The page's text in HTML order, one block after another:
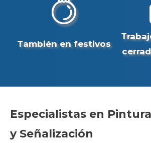
También en festivos
Especialistas en
y Señalización